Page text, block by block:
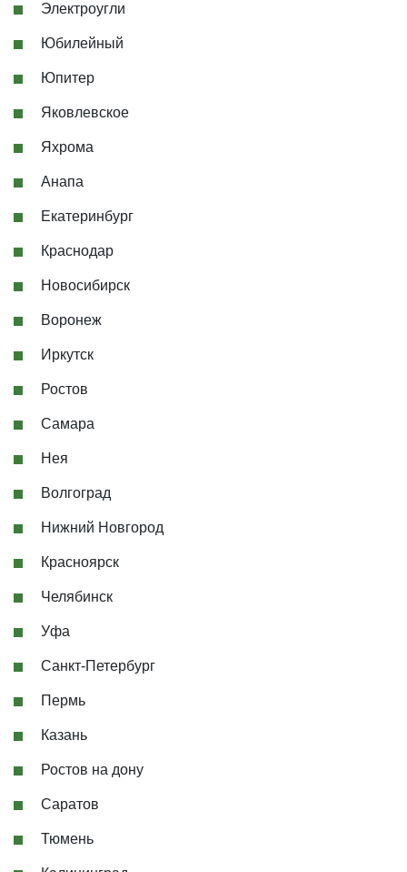
Электроугли
Юбилейный
Юпитер
Яковлевское
Яхрома
Анапа
Екатеринбург
Краснодар
Новосибирск
Воронеж
Иркутск
Ростов
Самара
Нея
Волгоград
Нижний Новгород
Красноярск
Челябинск
Уфа
Санкт-Петербург
Пермь
Казань
Ростов на дону
Саратов
Тюмень